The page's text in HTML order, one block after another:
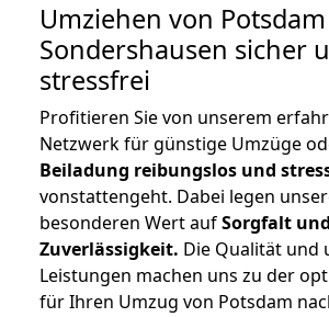
Umziehen von
Sondershausen sicher
stressfrei
Profitieren Sie von unserem
Netzwerk für günstige Umzüge
Beiladung reibungslos und
vonstattengeht. Dabei legen
besonderen Wert aufSorgfalt und
Zuverlässigkeit. Die Qualität und
Leistungen machen uns zu der
für Ihren Umzug von Potsdam